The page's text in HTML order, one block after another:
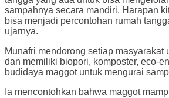
sampahnya secara mandiri. Harapan
bisa menjadi percontohan rumah
ujarnya.
Munafri mendorong setiap masyarakat
dan memiliki biopori, komposter, eco-
budidaya maggot untuk mengurai
Ia mencontohkan bahwa maggot